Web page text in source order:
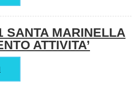
SANTA MARINELLA
ATTIVITA’